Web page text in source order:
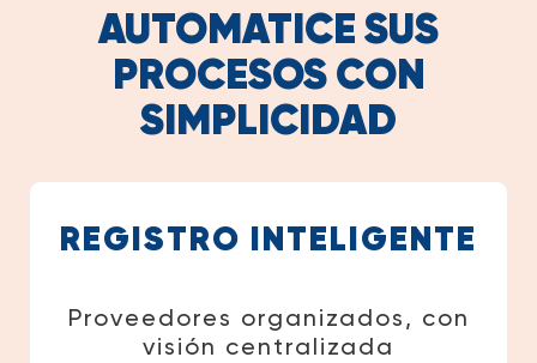
AUTOMATICE SUS
PROCESOS CON
SIMPLICIDAD
REGISTRO INTELIGENTE
Proveedores organizados, con
visión centralizada